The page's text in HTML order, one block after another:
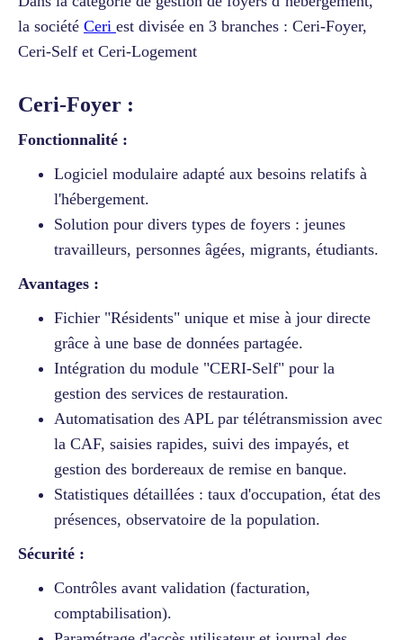
la société Ceri est divisée en 3 branches : Ceri-Foyer,
Ceri-Self et Ceri-Logement
Ceri-Foyer :
Fonctionnalité :
Logiciel modulaire adapté aux besoins relatifs à
l'hébergement.
Solution pour divers types de foyers : jeunes
travailleurs, personnes âgées, migrants, étudiants.
Avantages :
Fichier "Résidents" unique et mise à jour directe
grâce à une base de données partagée.
Intégration du module "CERI-Self" pour la
gestion des services de restauration.
Automatisation des APL par télétransmission avec
la CAF, saisies rapides, suivi des impayés, et
gestion des bordereaux de remise en banque.
Statistiques détaillées : taux d'occupation, état des
présences, observatoire de la population.
Sécurité :
Contrôles avant validation (facturation,
comptabilisation).